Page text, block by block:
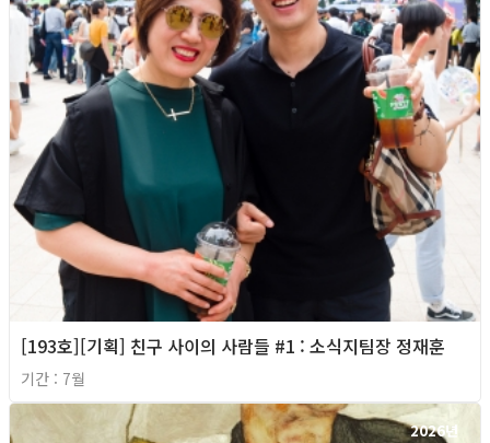
[193호][기획] 친구 사이의 사람들 #1 : 소식지팀장 정재훈
기간 : 7월
2026년